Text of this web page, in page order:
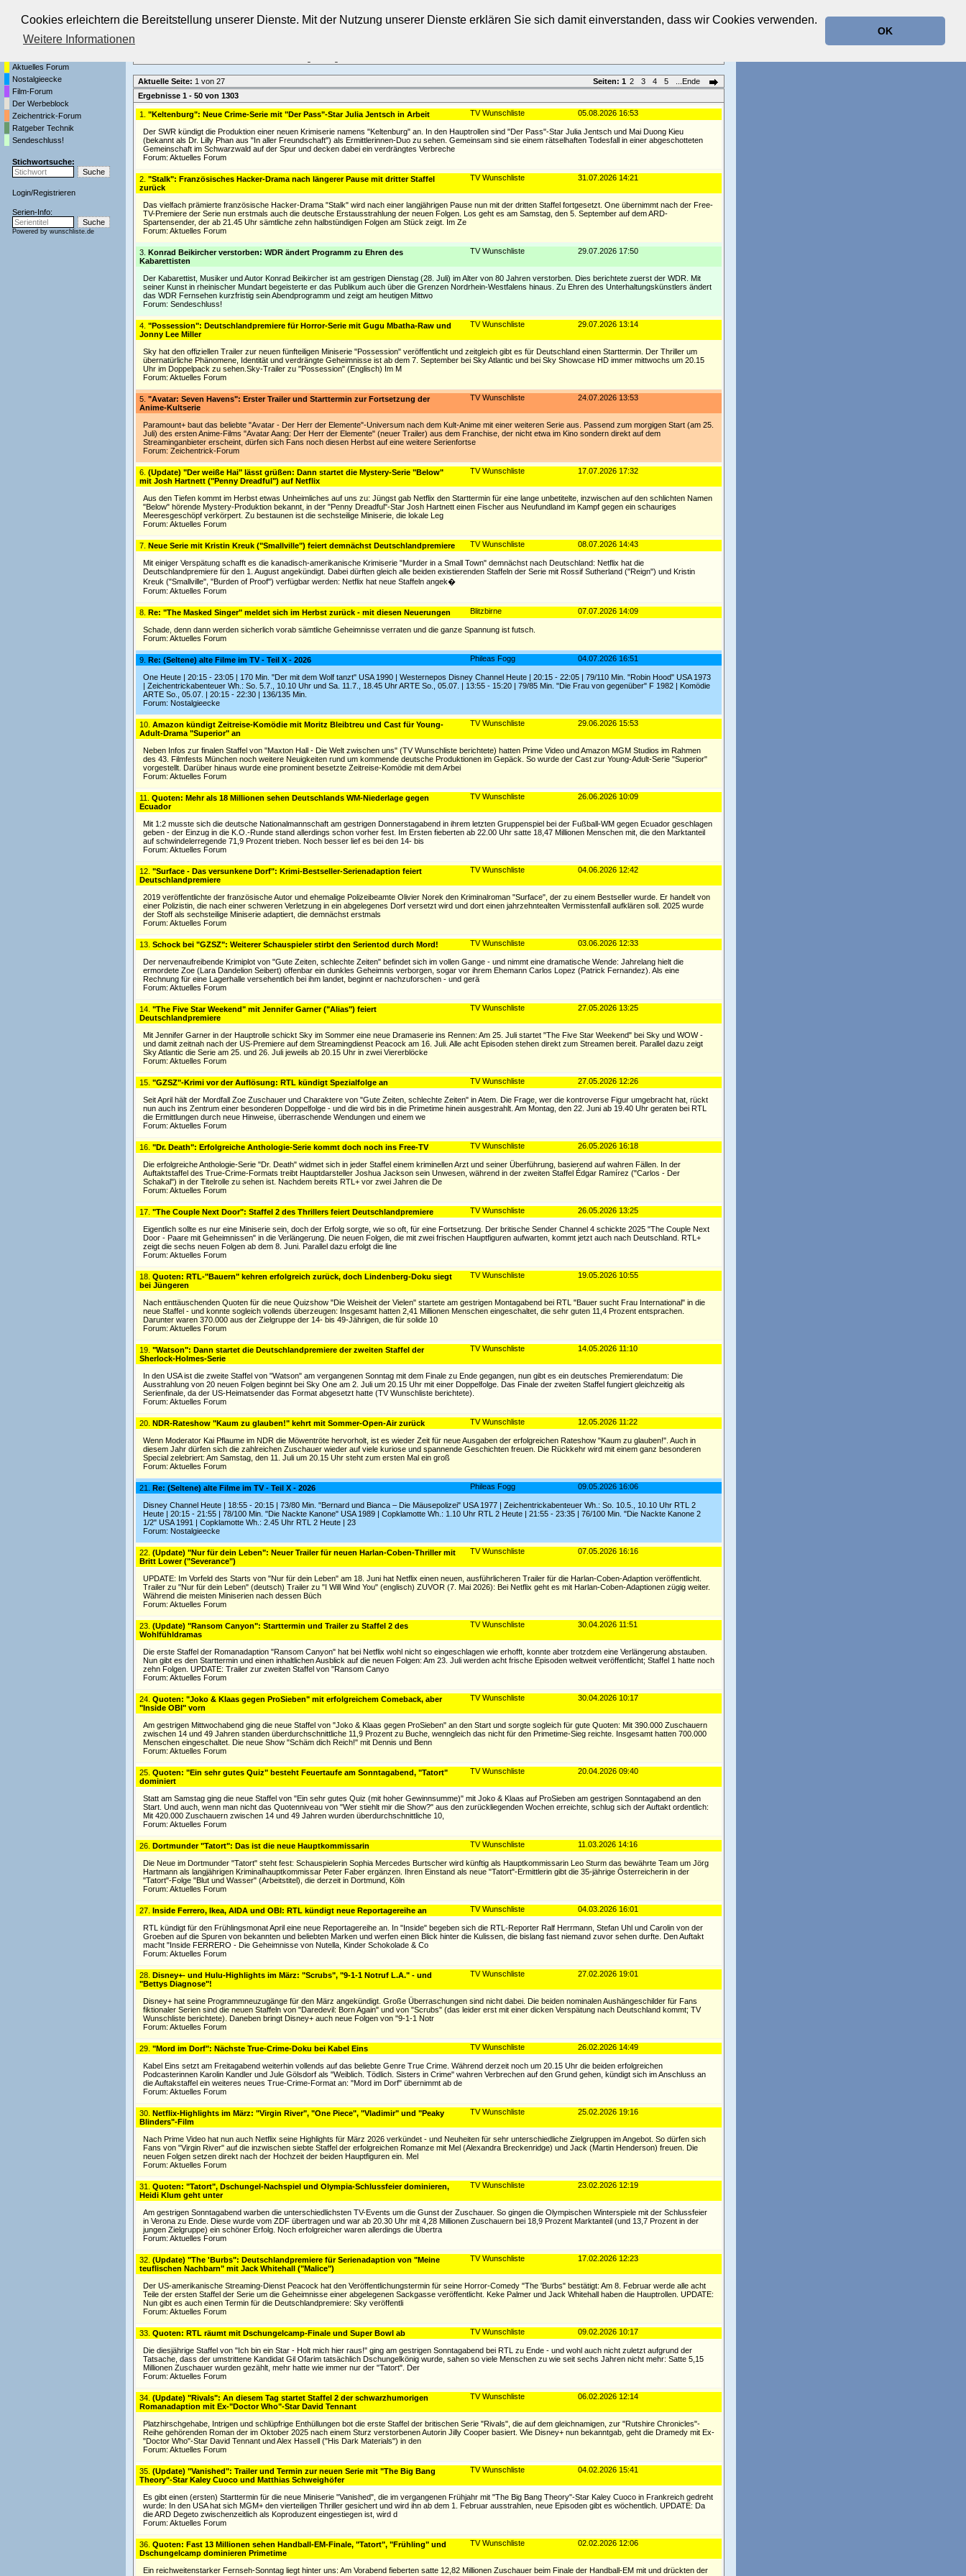
Cookies erleichtern die Bereitstellung unserer Dienste. Mit der Nutzung unserer Dienste erklären Sie sich damit einverstanden, dass wir Cookies verwenden.
Weitere Informationen
OK
Die Fernseh-Diskussionsforen von
Aktuelles Forum
Nostalgieecke
Film-Forum
Der Werbeblock
Zeichentrick-Forum
Ratgeber Technik
Sendeschluss!
Stichwortsuche:
Login/Registrieren
Serien-Info:
Powered by wunschliste.de
Seiten: 1 2 3 4 5 ...Ende
Aktuelle Seite: 1 von 27
Ergebnisse 1 - 50 von 1303
05.08.2026 16:53
TV Wunschliste
1. "Keltenburg": Neue Crime-Serie mit "Der Pass"-Star Julia Jentsch in Arbeit
Der SWR kündigt die Produktion einer neuen Krimiserie namens "Keltenburg" an. In den Hauptrollen sind "Der Pass"-Star Julia Jentsch und Mai Duong Kieu
(bekannt als Dr. Lilly Phan aus "In aller Freundschaft") als Ermittlerinnen-Duo zu sehen. Gemeinsam sind sie einem rätselhaften Todesfall in einer abgeschotteten
Gemeinschaft im Schwarzwald auf der Spur und decken dabei ein verdrängtes Verbreche
Forum: Aktuelles Forum
31.07.2026 14:21
TV Wunschliste
2. "Stalk": Französisches Hacker-Drama nach längerer Pause mit dritter Staffel
zurück
Das vielfach prämierte französische Hacker-Drama "Stalk" wird nach einer langjährigen Pause nun mit der dritten Staffel fortgesetzt. One übernimmt nach der Free-
TV-Premiere der Serie nun erstmals auch die deutsche Erstausstrahlung der neuen Folgen. Los geht es am Samstag, den 5. September auf dem ARD-
Spartensender, der ab 21.45 Uhr sämtliche zehn halbstündigen Folgen am Stück zeigt. Im Ze
Forum: Aktuelles Forum
29.07.2026 17:50
TV Wunschliste
3. Konrad Beikircher verstorben: WDR ändert Programm zu Ehren des
Kabarettisten
Der Kabarettist, Musiker und Autor Konrad Beikircher ist am gestrigen Dienstag (28. Juli) im Alter von 80 Jahren verstorben. Dies berichtete zuerst der WDR. Mit
seiner Kunst in rheinischer Mundart begeisterte er das Publikum auch über die Grenzen Nordrhein-Westfalens hinaus. Zu Ehren des Unterhaltungskünstlers ändert
das WDR Fernsehen kurzfristig sein Abendprogramm und zeigt am heutigen Mittwo
Forum: Sendeschluss!
29.07.2026 13:14
TV Wunschliste
4. "Possession": Deutschlandpremiere für Horror-Serie mit Gugu Mbatha-Raw und
Jonny Lee Miller
Sky hat den offiziellen Trailer zur neuen fünfteiligen Miniserie "Possession" veröffentlicht und zeitgleich gibt es für Deutschland einen Starttermin. Der Thriller um
übernatürliche Phänomene, Identität und verdrängte Geheimnisse ist ab dem 7. September bei Sky Atlantic und bei Sky Showcase HD immer mittwochs um 20.15
Uhr im Doppelpack zu sehen.Sky-Trailer zu "Possession" (Englisch) Im M
Forum: Aktuelles Forum
24.07.2026 13:53
TV Wunschliste
5. "Avatar: Seven Havens": Erster Trailer und Starttermin zur Fortsetzung der
Anime-Kultserie
Paramount+ baut das beliebte "Avatar - Der Herr der Elemente"-Universum nach dem Kult-Anime mit einer weiteren Serie aus. Passend zum morgigen Start (am 25.
Juli) des ersten Anime-Films "Avatar Aang: Der Herr der Elemente" (neuer Trailer) aus dem Franchise, der nicht etwa im Kino sondern direkt auf dem
Streaminganbieter erscheint, dürfen sich Fans noch diesen Herbst auf eine weitere Serienfortse
Forum: Zeichentrick-Forum
17.07.2026 17:32
TV Wunschliste
6. (Update) "Der weiße Hai" lässt grüßen: Dann startet die Mystery-Serie "Below"
mit Josh Hartnett ("Penny Dreadful") auf Netflix
Aus den Tiefen kommt im Herbst etwas Unheimliches auf uns zu: Jüngst gab Netflix den Starttermin für eine lange unbetitelte, inzwischen auf den schlichten Namen
"Below" hörende Mystery-Produktion bekannt, in der "Penny Dreadful"-Star Josh Hartnett einen Fischer aus Neufundland im Kampf gegen ein schauriges
Meeresgeschöpf verkörpert. Zu bestaunen ist die sechsteilige Miniserie, die lokale Leg
Forum: Aktuelles Forum
08.07.2026 14:43
TV Wunschliste
7. Neue Serie mit Kristin Kreuk ("Smallville") feiert demnächst Deutschlandpremiere
Mit einiger Verspätung schafft es die kanadisch-amerikanische Krimiserie "Murder in a Small Town" demnächst nach Deutschland: Netflix hat die
Deutschlandpremiere für den 1. August angekündigt. Dabei dürften gleich alle beiden existierenden Staffeln der Serie mit Rossif Sutherland ("Reign") und Kristin
Kreuk ("Smallville", "Burden of Proof") verfügbar werden: Netflix hat neue Staffeln angek�
Forum: Aktuelles Forum
07.07.2026 14:09
Blitzbirne
8. Re: "The Masked Singer" meldet sich im Herbst zurück - mit diesen Neuerungen
Schade, denn dann werden sicherlich vorab sämtliche Geheimnisse verraten und die ganze Spannung ist futsch.
Forum: Aktuelles Forum
04.07.2026 16:51
Phileas Fogg
9. Re: (Seltene) alte Filme im TV - Teil X - 2026
One Heute | 20:15 - 23:05 | 170 Min. "Der mit dem Wolf tanzt" USA 1990 | Westernepos Disney Channel Heute | 20:15 - 22:05 | 79/110 Min. "Robin Hood" USA 1973
| Zeichentrickabenteuer Wh.: So. 5.7., 10.10 Uhr und Sa. 11.7., 18.45 Uhr ARTE So., 05.07. | 13:55 - 15:20 | 79/85 Min. "Die Frau von gegenüber" F 1982 | Komödie
ARTE So., 05.07. | 20:15 - 22:30 | 136/135 Min.
Forum: Nostalgieecke
29.06.2026 15:53
TV Wunschliste
10. Amazon kündigt Zeitreise-Komödie mit Moritz Bleibtreu und Cast für Young-
Adult-Drama "Superior" an
Neben Infos zur finalen Staffel von "Maxton Hall - Die Welt zwischen uns" (TV Wunschliste berichtete) hatten Prime Video und Amazon MGM Studios im Rahmen
des 43. Filmfests München noch weitere Neuigkeiten rund um kommende deutsche Produktionen im Gepäck. So wurde der Cast zur Young-Adult-Serie "Superior"
vorgestellt. Darüber hinaus wurde eine prominent besetzte Zeitreise-Komödie mit dem Arbei
Forum: Aktuelles Forum
26.06.2026 10:09
TV Wunschliste
11. Quoten: Mehr als 18 Millionen sehen Deutschlands WM-Niederlage gegen
Ecuador
Mit 1:2 musste sich die deutsche Nationalmannschaft am gestrigen Donnerstagabend in ihrem letzten Gruppenspiel bei der Fußball-WM gegen Ecuador geschlagen
geben - der Einzug in die K.O.-Runde stand allerdings schon vorher fest. Im Ersten fieberten ab 22.00 Uhr satte 18,47 Millionen Menschen mit, die den Marktanteil
auf schwindelerregende 71,9 Prozent trieben. Noch besser lief es bei den 14- bis
Forum: Aktuelles Forum
04.06.2026 12:42
TV Wunschliste
12. "Surface - Das versunkene Dorf": Krimi-Bestseller-Serienadaption feiert
Deutschlandpremiere
2019 veröffentlichte der französische Autor und ehemalige Polizeibeamte Olivier Norek den Kriminalroman "Surface", der zu einem Bestseller wurde. Er handelt von
einer Polizistin, die nach einer schweren Verletzung in ein abgelegenes Dorf versetzt wird und dort einen jahrzehntealten Vermisstenfall aufklären soll. 2025 wurde
der Stoff als sechsteilige Miniserie adaptiert, die demnächst erstmals
Forum: Aktuelles Forum
03.06.2026 12:33
TV Wunschliste
13. Schock bei "GZSZ": Weiterer Schauspieler stirbt den Serientod durch Mord!
Der nervenaufreibende Krimiplot von "Gute Zeiten, schlechte Zeiten" befindet sich im vollen Gange - und nimmt eine dramatische Wende: Jahrelang hielt die
ermordete Zoe (Lara Dandelion Seibert) offenbar ein dunkles Geheimnis verborgen, sogar vor ihrem Ehemann Carlos Lopez (Patrick Fernandez). Als eine
Rechnung für eine Lagerhalle versehentlich bei ihm landet, beginnt er nachzuforschen - und gerä
Forum: Aktuelles Forum
27.05.2026 13:25
TV Wunschliste
14. "The Five Star Weekend" mit Jennifer Garner ("Alias") feiert
Deutschlandpremiere
Mit Jennifer Garner in der Hauptrolle schickt Sky im Sommer eine neue Dramaserie ins Rennen: Am 25. Juli startet "The Five Star Weekend" bei Sky und WOW -
und damit zeitnah nach der US-Premiere auf dem Streamingdienst Peacock am 16. Juli. Alle acht Episoden stehen direkt zum Streamen bereit. Parallel dazu zeigt
Sky Atlantic die Serie am 25. und 26. Juli jeweils ab 20.15 Uhr in zwei Viererblöcke
Forum: Aktuelles Forum
27.05.2026 12:26
TV Wunschliste
15. "GZSZ"-Krimi vor der Auflösung: RTL kündigt Spezialfolge an
Seit April hält der Mordfall Zoe Zuschauer und Charaktere von "Gute Zeiten, schlechte Zeiten" in Atem. Die Frage, wer die kontroverse Figur umgebracht hat, rückt
nun auch ins Zentrum einer besonderen Doppelfolge - und die wird bis in die Primetime hinein ausgestrahlt. Am Montag, den 22. Juni ab 19.40 Uhr geraten bei RTL
die Ermittlungen durch neue Hinweise, überraschende Wendungen und einem we
Forum: Aktuelles Forum
26.05.2026 16:18
TV Wunschliste
16. "Dr. Death": Erfolgreiche Anthologie-Serie kommt doch noch ins Free-TV
Die erfolgreiche Anthologie-Serie "Dr. Death" widmet sich in jeder Staffel einem kriminellen Arzt und seiner Überführung, basierend auf wahren Fällen. In der
Auftaktstaffel des True-Crime-Formats treibt Hauptdarsteller Joshua Jackson sein Unwesen, während in der zweiten Staffel Édgar Ramírez ("Carlos - Der
Schakal") in der Titelrolle zu sehen ist. Nachdem bereits RTL+ vor zwei Jahren die De
Forum: Aktuelles Forum
26.05.2026 13:25
TV Wunschliste
17. "The Couple Next Door": Staffel 2 des Thrillers feiert Deutschlandpremiere
Eigentlich sollte es nur eine Miniserie sein, doch der Erfolg sorgte, wie so oft, für eine Fortsetzung. Der britische Sender Channel 4 schickte 2025 "The Couple Next
Door - Paare mit Geheimnissen" in die Verlängerung. Die neuen Folgen, die mit zwei frischen Hauptfiguren aufwarten, kommt jetzt auch nach Deutschland. RTL+
zeigt die sechs neuen Folgen ab dem 8. Juni. Parallel dazu erfolgt die line
Forum: Aktuelles Forum
19.05.2026 10:55
TV Wunschliste
18. Quoten: RTL-"Bauern" kehren erfolgreich zurück, doch Lindenberg-Doku siegt
bei Jüngeren
Nach enttäuschenden Quoten für die neue Quizshow "Die Weisheit der Vielen" startete am gestrigen Montagabend bei RTL "Bauer sucht Frau International" in die
neue Staffel - und konnte sogleich vollends überzeugen: Insgesamt hatten 2,41 Millionen Menschen eingeschaltet, die sehr guten 11,4 Prozent entsprachen.
Darunter waren 370.000 aus der Zielgruppe der 14- bis 49-Jährigen, die für solide 10
Forum: Aktuelles Forum
14.05.2026 11:10
TV Wunschliste
19. "Watson": Dann startet die Deutschlandpremiere der zweiten Staffel der
Sherlock-Holmes-Serie
In den USA ist die zweite Staffel von "Watson" am vergangenen Sonntag mit dem Finale zu Ende gegangen, nun gibt es ein deutsches Premierendatum: Die
Ausstrahlung von 20 neuen Folgen beginnt bei Sky One am 2. Juli um 20.15 Uhr mit einer Doppelfolge. Das Finale der zweiten Staffel fungiert gleichzeitig als
Serienfinale, da der US-Heimatsender das Format abgesetzt hatte (TV Wunschliste berichtete).
Forum: Aktuelles Forum
12.05.2026 11:22
TV Wunschliste
20. NDR-Rateshow "Kaum zu glauben!" kehrt mit Sommer-Open-Air zurück
Wenn Moderator Kai Pflaume im NDR die Möwentröte hervorholt, ist es wieder Zeit für neue Ausgaben der erfolgreichen Rateshow "Kaum zu glauben!". Auch in
diesem Jahr dürfen sich die zahlreichen Zuschauer wieder auf viele kuriose und spannende Geschichten freuen. Die Rückkehr wird mit einem ganz besonderen
Special zelebriert: Am Samstag, den 11. Juli um 20.15 Uhr steht zum ersten Mal ein groß
Forum: Aktuelles Forum
09.05.2026 16:06
Phileas Fogg
21. Re: (Seltene) alte Filme im TV - Teil X - 2026
Disney Channel Heute | 18:55 - 20:15 | 73/80 Min. "Bernard und Bianca – Die Mäusepolizei" USA 1977 | Zeichentrickabenteuer Wh.: So. 10.5., 10.10 Uhr RTL 2
Heute | 20:15 - 21:55 | 78/100 Min. "Die Nackte Kanone" USA 1989 | Copklamotte Wh.: 1.10 Uhr RTL 2 Heute | 21:55 - 23:35 | 76/100 Min. "Die Nackte Kanone 2
1/2" USA 1991 | Copklamotte Wh.: 2.45 Uhr RTL 2 Heute | 23
Forum: Nostalgieecke
07.05.2026 16:16
TV Wunschliste
22. (Update) "Nur für dein Leben": Neuer Trailer für neuen Harlan-Coben-Thriller mit
Britt Lower ("Severance")
UPDATE: Im Vorfeld des Starts von "Nur für dein Leben" am 18. Juni hat Netflix einen neuen, ausführlicheren Trailer für die Harlan-Coben-Adaption veröffentlicht.
Trailer zu "Nur für dein Leben" (deutsch) Trailer zu "I Will Wind You" (englisch) ZUVOR (7. Mai 2026): Bei Netflix geht es mit Harlan-Coben-Adaptionen zügig weiter.
Während die meisten Miniserien nach dessen Büch
Forum: Aktuelles Forum
30.04.2026 11:51
TV Wunschliste
23. (Update) "Ransom Canyon": Starttermin und Trailer zu Staffel 2 des
Wohlfühldramas
Die erste Staffel der Romanadaption "Ransom Canyon" hat bei Netflix wohl nicht so eingeschlagen wie erhofft, konnte aber trotzdem eine Verlängerung abstauben.
Nun gibt es den Starttermin und einen inhaltlichen Ausblick auf die neuen Folgen: Am 23. Juli werden acht frische Episoden weltweit veröffentlicht; Staffel 1 hatte noch
zehn Folgen. UPDATE: Trailer zur zweiten Staffel von "Ransom Canyo
Forum: Aktuelles Forum
30.04.2026 10:17
TV Wunschliste
24. Quoten: "Joko & Klaas gegen ProSieben" mit erfolgreichem Comeback, aber
"Inside OBI" vorn
Am gestrigen Mittwochabend ging die neue Staffel von "Joko & Klaas gegen ProSieben" an den Start und sorgte sogleich für gute Quoten: Mit 390.000 Zuschauern
zwischen 14 und 49 Jahren standen überdurchschnittliche 11,9 Prozent zu Buche, wenngleich das nicht für den Primetime-Sieg reichte. Insgesamt hatten 700.000
Menschen eingeschaltet. Die neue Show "Schäm dich Reich!" mit Dennis und Benn
Forum: Aktuelles Forum
20.04.2026 09:40
TV Wunschliste
25. Quoten: "Ein sehr gutes Quiz" besteht Feuertaufe am Sonntagabend, "Tatort"
dominiert
Statt am Samstag ging die neue Staffel von "Ein sehr gutes Quiz (mit hoher Gewinnsumme)" mit Joko & Klaas auf ProSieben am gestrigen Sonntagabend an den
Start. Und auch, wenn man nicht das Quotenniveau von "Wer stiehlt mir die Show?" aus den zurückliegenden Wochen erreichte, schlug sich der Auftakt ordentlich:
Mit 420.000 Zuschauern zwischen 14 und 49 Jahren wurden überdurchschnittliche 10,
Forum: Aktuelles Forum
11.03.2026 14:16
TV Wunschliste
26. Dortmunder "Tatort": Das ist die neue Hauptkommissarin
Die Neue im Dortmunder "Tatort" steht fest: Schauspielerin Sophia Mercedes Burtscher wird künftig als Hauptkommissarin Leo Sturm das bewährte Team um Jörg
Hartmann als langjährigen Kriminalhauptkommissar Peter Faber ergänzen. Ihren Einstand als neue "Tatort"-Ermittlerin gibt die 35-jährige Österreicherin in der
"Tatort"-Folge "Blut und Wasser" (Arbeitstitel), die derzeit in Dortmund, Köln
Forum: Aktuelles Forum
04.03.2026 16:01
TV Wunschliste
27. Inside Ferrero, Ikea, AIDA und OBI: RTL kündigt neue Reportagereihe an
RTL kündigt für den Frühlingsmonat April eine neue Reportagereihe an. In "Inside" begeben sich die RTL-Reporter Ralf Herrmann, Stefan Uhl und Carolin von der
Groeben auf die Spuren von bekannten und beliebten Marken und werfen einen Blick hinter die Kulissen, die bislang fast niemand zuvor sehen durfte. Den Auftakt
macht "Inside FERRERO - Die Geheimnisse von Nutella, Kinder Schokolade & Co
Forum: Aktuelles Forum
27.02.2026 19:01
TV Wunschliste
28. Disney+- und Hulu-Highlights im März: "Scrubs", "9-1-1 Notruf L.A." - und
"Bettys Diagnose"!
Disney+ hat seine Programmneuzugänge für den März angekündigt. Große Überraschungen sind nicht dabei. Die beiden nominalen Aushängeschilder für Fans
fiktionaler Serien sind die neuen Staffeln von "Daredevil: Born Again" und von "Scrubs" (das leider erst mit einer dicken Verspätung nach Deutschland kommt; TV
Wunschliste berichtete). Daneben bringt Disney+ auch neue Folgen von "9-1-1 Notr
Forum: Aktuelles Forum
26.02.2026 14:49
TV Wunschliste
29. "Mord im Dorf": Nächste True-Crime-Doku bei Kabel Eins
Kabel Eins setzt am Freitagabend weiterhin vollends auf das beliebte Genre True Crime. Während derzeit noch um 20.15 Uhr die beiden erfolgreichen
Podcasterinnen Karolin Kandler und Jule Gölsdorf als "Weiblich. Tödlich. Sisters in Crime" wahren Verbrechen auf den Grund gehen, kündigt sich im Anschluss an
die Auftakstaffel ein weiteres neues True-Crime-Format an: "Mord im Dorf" übernimmt ab de
Forum: Aktuelles Forum
25.02.2026 19:16
TV Wunschliste
30. Netflix-Highlights im März: "Virgin River", "One Piece", "Vladimir" und "Peaky
Blinders"-Film
Nach Prime Video hat nun auch Netflix seine Highlights für März 2026 verkündet - und Neuheiten für sehr unterschiedliche Zielgruppen im Angebot. So dürfen sich
Fans von "Virgin River" auf die inzwischen siebte Staffel der erfolgreichen Romanze mit Mel (Alexandra Breckenridge) und Jack (Martin Henderson) freuen. Die
neuen Folgen setzen direkt nach der Hochzeit der beiden Hauptfiguren ein. Mel
Forum: Aktuelles Forum
23.02.2026 12:19
TV Wunschliste
31. Quoten: "Tatort", Dschungel-Nachspiel und Olympia-Schlussfeier dominieren,
Heidi Klum geht unter
Am gestrigen Sonntagabend warben die unterschiedlichsten TV-Events um die Gunst der Zuschauer. So gingen die Olympischen Winterspiele mit der Schlussfeier
in Verona zu Ende. Diese wurde vom ZDF übertragen und war ab 20.30 Uhr mit 4,28 Millionen Zuschauern bei 18,9 Prozent Marktanteil (und 13,7 Prozent in der
jungen Zielgruppe) ein schöner Erfolg. Noch erfolgreicher waren allerdings die Übertra
Forum: Aktuelles Forum
17.02.2026 12:23
TV Wunschliste
32. (Update) "The 'Burbs": Deutschlandpremiere für Serienadaption von "Meine
teuflischen Nachbarn" mit Jack Whitehall ("Malice")
Der US-amerikanische Streaming-Dienst Peacock hat den Veröffentlichungstermin für seine Horror-Comedy "The 'Burbs" bestätigt: Am 8. Februar werde alle acht
Teile der ersten Staffel der Serie um die Geheimnisse einer abgelegenen Sackgasse veröffentlicht. Keke Palmer und Jack Whitehall haben die Hauptrollen. UPDATE:
Nun gibt es auch einen Termin für die Deutschlandpremiere: Sky veröffentli
Forum: Aktuelles Forum
09.02.2026 10:17
TV Wunschliste
33. Quoten: RTL räumt mit Dschungelcamp-Finale und Super Bowl ab
Die diesjährige Staffel von "Ich bin ein Star - Holt mich hier raus!" ging am gestrigen Sonntagabend bei RTL zu Ende - und wohl auch nicht zuletzt aufgrund der
Tatsache, dass der umstrittene Kandidat Gil Ofarim tatsächlich Dschungelkönig wurde, sahen so viele Menschen zu wie seit sechs Jahren nicht mehr: Satte 5,15
Millionen Zuschauer wurden gezählt, mehr hatte wie immer nur der "Tatort". Der
Forum: Aktuelles Forum
06.02.2026 12:14
TV Wunschliste
34. (Update) "Rivals": An diesem Tag startet Staffel 2 der schwarzhumorigen
Romanadaption mit Ex-"Doctor Who"-Star David Tennant
Platzhirschgehabe, Intrigen und schlüpfrige Enthüllungen bot die erste Staffel der britischen Serie "Rivals", die auf dem gleichnamigen, zur "Rutshire Chronicles"-
Reihe gehörenden Roman der im Oktober 2025 nach einem Sturz verstorbenen Autorin Jilly Cooper basiert. Wie Disney+ nun bekanntgab, geht die Dramedy mit Ex-
"Doctor Who"-Star David Tennant und Alex Hassell ("His Dark Materials") in den
Forum: Aktuelles Forum
04.02.2026 15:41
TV Wunschliste
35. (Update) "Vanished": Trailer und Termin zur neuen Serie mit "The Big Bang
Theory"-Star Kaley Cuoco und Matthias Schweighöfer
Es gibt einen (ersten) Starttermin für die neue Miniserie "Vanished", die im vergangenen Frühjahr mit "The Big Bang Theory"-Star Kaley Cuoco in Frankreich gedreht
wurde: In den USA hat sich MGM+ den vierteiligen Thriller gesichert und wird ihn ab dem 1. Februar ausstrahlen, neue Episoden gibt es wöchentlich. UPDATE: Da
die ARD Degeto zwischenzeitlich als Koproduzent eingestiegen ist, wird d
Forum: Aktuelles Forum
02.02.2026 12:06
TV Wunschliste
36. Quoten: Fast 13 Millionen sehen Handball-EM-Finale, "Tatort", "Frühling" und
Dschungelcamp dominieren Primetime
Ein reichweitenstarker Fernseh-Sonntag liegt hinter uns: Am Vorabend fieberten satte 12,82 Millionen Zuschauer beim Finale der Handball-EM mit und drückten der